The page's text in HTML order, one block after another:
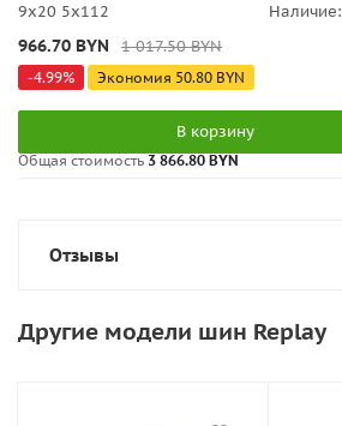
9x20 5x112 Наличие:
966.70 BYN 1 017.50BYN
-4.99% Экономия 50.80 BYN
В корзину
Общая стоимость 3 866.80 BYN
Отзывы
Другие модели шин Replay